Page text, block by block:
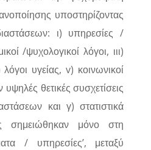
υποστηρίζοντας
ι) υπηρεσίες /
/ψυχολογικοί λόγοι, ιιι)
υγείας, v) κοινωνικοί
θετικές συσχετίσεις
και γ) στατιστικά
σημειώθηκαν μόνο στη
/ υπηρεσίες’, μεταξύ